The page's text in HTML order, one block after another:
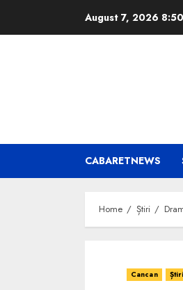
August 7, 2026
CABARETNEWS
Home Știri
Cancan Știri